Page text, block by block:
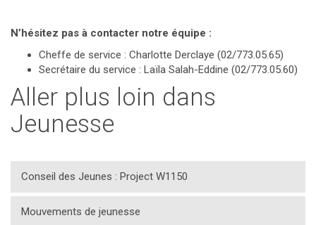
N’hésitez pas à contacter notre équipe :
Cheffe de service : Charlotte Derclaye (02/773.05.65)
Secrétaire du service : Laïla Salah-Eddine (02/773.05.60)
Aller plus loin dans
Jeunesse
Conseil des Jeunes : Project W1150
Mouvements de jeunesse